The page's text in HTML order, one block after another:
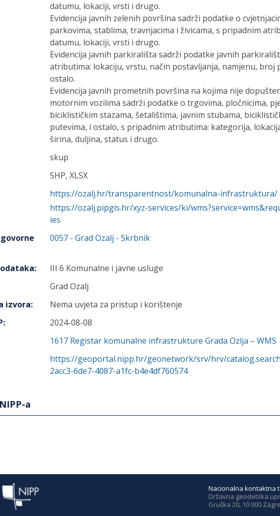
datumu, lokaciji, vrsti i drugo.
Evidencija javnih zelenih površina sadrži podatke o
parkovima, stablima, travnjacima i živicama, s pripadnim
datumu, lokaciji, vrsti i drugo.
Evidencija javnih parkirališta sadrži podatke javnih
atributima: lokaciju, vrstu, način postavljanja, namjenu, broj
ostalo.
Evidencija javnih prometnih površina na kojima nije
motornim vozilima sadrži podatke o trgovima, pločnicima,
biciklističkim stazama, šetalištima, javnim stubama,
putevima, i ostalo, s pripadnim atributima: kategorija,
širina, duljina, status i drugo.
skup
SHP, XLSX
https://ozalj.hr/transparentnost/komunalna-infrastruktura/
https://ozalj.pipgis.hr/xyz-services/ki/
ies
0057 - Grad Ozalj - Skrbnik
:
III 6 Komunalne i javne usluge
Grad Ozalj
izvora:
Nema uvjeta za pristup i korištenje
:
2024-08-08
1617 Registar komunalne infrastrukture Grada Ozlja – WMS
https://geoportal.nipp.hr/geonetwork/srv/hrv/
2acc3-6de7-4087-a1fc-b4e4df760574
a
Nacionalna kontaktna
Državna geodetska
Gruška 20, 10 000